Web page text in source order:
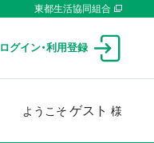
東都生活協同組合
ログイン・利用登録
ようこそ ゲスト 様